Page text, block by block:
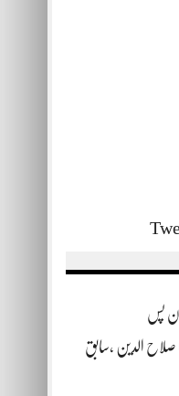
پس
صلاح الدین ،سابق